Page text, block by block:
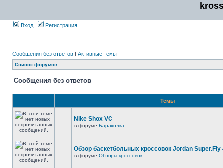
Вход Регистрация
Сообщения без ответов | Активные темы
Список форумов
Сообщения без ответов
Темы
Nike Shox VC
в форуме Барахолка
Обзор баскетбольных кроссовок Jordan Super.Fly
в форуме Обзоры кроссовок